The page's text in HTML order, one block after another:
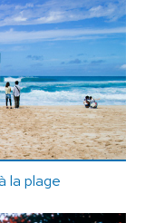
la plage